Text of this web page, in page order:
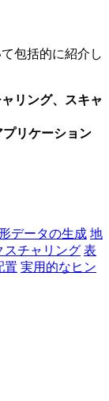
包括的に紹介し
リング、スキャ
リケーション
データの生成 地
スチャリング 表
置 実用的なヒン